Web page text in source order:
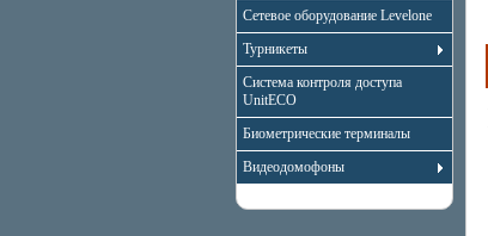
Сетевое оборудование Levelone
Турникеты
Система контроля доступа
UnitECO
Биометрические терминалы
Видеодомофоны